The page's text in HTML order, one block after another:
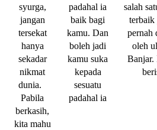
syurga,
jangan
tersekat
hanya
sekadar
nikmat
dunia.
Pabila
berkasih,
kita mahu
padahal ia
baik bagi
kamu. Dan
boleh jadi
kamu suka
kepada
sesuatu
padahal ia
salah
terbaik
pernah
oleh
Banjar.